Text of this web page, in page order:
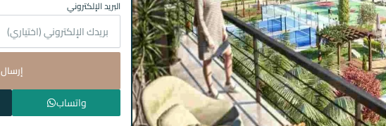
البريد الإلكتروني
إرسال
واتساب